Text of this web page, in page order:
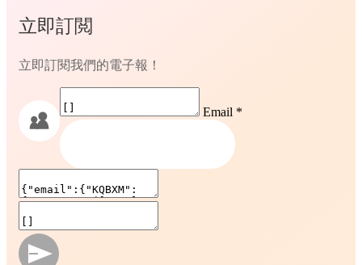
立即訂閲
立即訂閱我們的電子報！
Email *